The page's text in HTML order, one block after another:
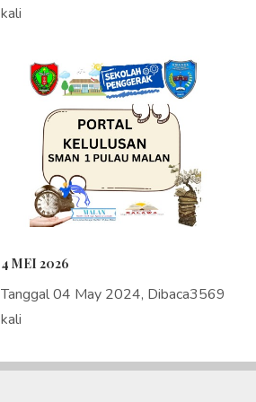
kali
4 MEI 2026
Tanggal 04 May 2024, Dibaca3569
kali